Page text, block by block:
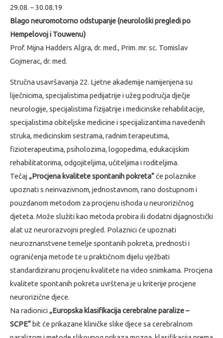
29.08. – 30.08.19
Blago neuromotorno odstupanje (neurološki pregledi po
Hempelovoj i Touwenu)
Prof. Mijna Hadders Algra, dr. med., Prim. mr. sc. Tomislav
Gojmerac, dr. med.
Stručna usavršavanja 22. Ljetne akademije namijenjena su
liječnicima, specijalistima pedijatrije i užeg područja dječje
neurologije, specijalistima fizijatrije i medicinske rehabilitacije,
specijalistima obiteljske medicine i specijalizantima navedenih
struka, medicinskim sestrama, radnim terapeutima,
fizioterapeutima, psiholozima, logopedima, edukacijskim
rehabilitatorima, odgojiteljima, učiteljima i roditeljima.
Tečaj „Procjena kvalitete spontanih pokreta“će polaznike
upoznati s neinvazivnom, jednostavnom, rano dostupnom i
pouzdanom metodom za procjenu ishoda u neurorizičnog
djeteta. Može služiti kao metoda probira ili dodatni dijagnostički
alat uz neurorazvojni pregled. Polaznici će upoznati
neuroznanstvene temelje spontanih pokreta, prednosti i
ograničenja metode te u praktičnom dijelu vježbati
standardiziranu procjenu kvalitete na video snimkama. Procjena
kvalitete spontanih pokreta uvrštena je u kriterije procjene
neurorizične djece.
Na radionici „Europska klasifikacija cerebralne paralize –
SCPE“bit će prikazane kliničke slike djece sa cerebralnom